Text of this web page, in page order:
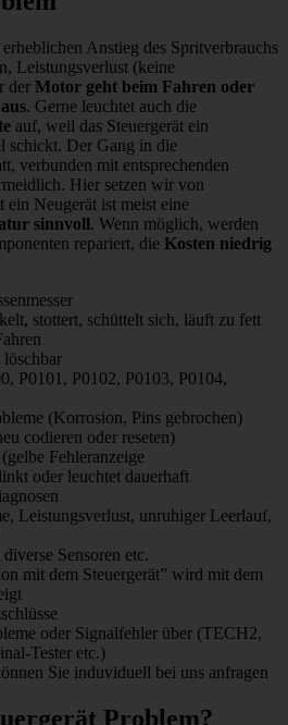
Anstieg des Spritverbrauchs
Leistungsverlust (keine
der Motor geht beim Fahren oder
. Gerne leuchtet auch die
auf, weil das Steuergerät ein
schickt. Der Gang in die
verbunden mit entsprechenden
Hier setzen wir von
Neugerät ist meist eine
sinnvoll. Wenn möglich, werden
repariert, die Kosten niedrig
stottert, schüttelt sich, läuft zu fett
P0101, P0102, P0103, P0104,
(Korrosion, Pins gebrochen)
codieren oder reseten)
Fehleranzeige
oder leuchtet dauerhaft
Leistungsverlust, unruhiger Leerlauf,
Sensoren etc.
mit dem Steuergerät” wird mit dem
oder Signalfehler über (TECH2,
Tester etc.)
Sie induviduell bei uns anfragen
Problem?